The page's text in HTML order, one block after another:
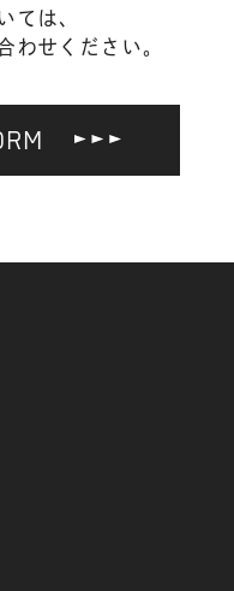
ては、
わせください。